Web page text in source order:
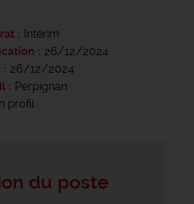
Intérim
26/12/2024
26/12/2024
Perpignan
profil
du poste